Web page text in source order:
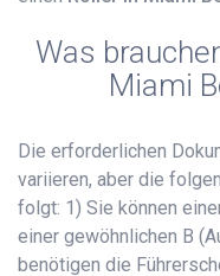
Was
Miami
Die erforderlichen
variieren, aber die
folgt: 1) Sie können
einer gewöhnlichen B
benötigen die